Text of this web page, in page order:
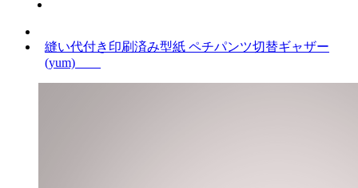
縫い代付き印刷済み型紙 ペチパンツ切替ギャザー
(yum)